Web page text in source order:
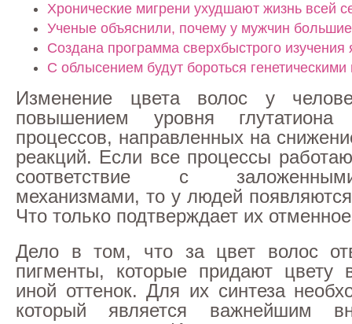
Хронические мигрени ухудшают жизнь всей
Ученые объяснили, почему у мужчин
Создана программа сверхбыстрого изучения
С облысением будут бороться
Изменение цвета волос у
повышением уровня
процессов, направленных на
реакций. Если все процессы
соответствие с
механизмами, то у людей
Что только подтверждает их
Дело в том, что за цвет волос
пигменты, которые придают цвету
иной оттенок. Для их синтеза
который является важнейшим